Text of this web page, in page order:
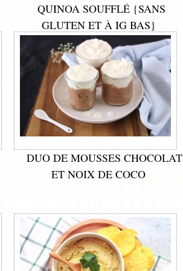
QUINOA SOUFFLÉ {SANS
GLUTEN ET À IG BAS}
DUO DE MOUSSES CHOCOLAT
ET NOIX DE COCO